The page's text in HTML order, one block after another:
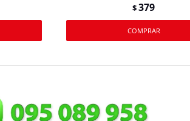
$379